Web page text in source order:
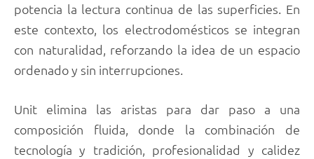
potencia la lectura continua de las superficies. En
este contexto, los electrodomésticos se integran
con naturalidad, reforzando la idea de un espacio
ordenado y sin interrupciones.
Unit elimina las aristas para dar paso a una
composición fluida, donde la combinación de
tecnología y tradición, profesionalidad y calidez